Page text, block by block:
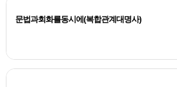
문법과회화를동시에(복합관계대명사)